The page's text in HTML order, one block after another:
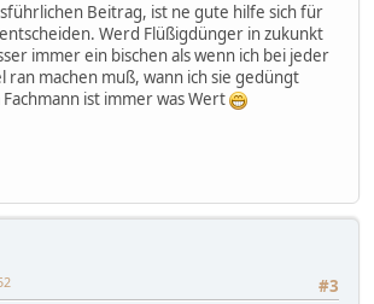
Beitrag, ist ne gute hilfe sich für
Werd Flüßigdünger in zukunkt
immer ein bischen als wenn ich bei jeder
ran machen muß, wann ich sie gedüngt
Fachmann ist immer was Wert
#3